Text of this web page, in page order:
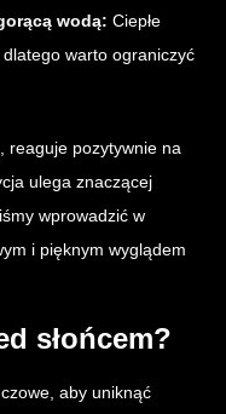
wodą: Ciepłe
warto ograniczyć
reaguje pozytywnie na
ulega znaczącej
wprowadzić w
i pięknym wyglądem
słońcem?
aby uniknąć